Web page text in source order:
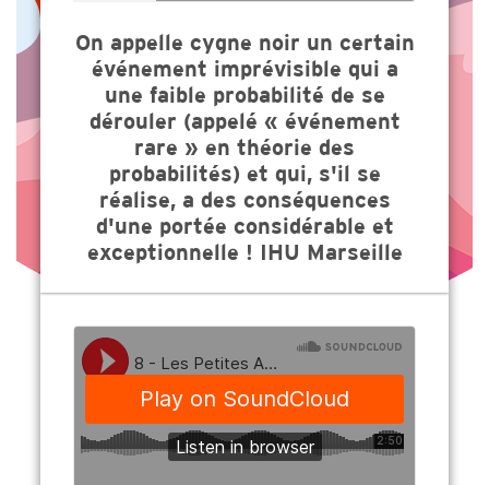
On appelle cygne noir un certain
événement imprévisible qui a
une faible probabilité de se
dérouler (appelé « événement
rare » en théorie des
probabilités) et qui, s'il se
réalise, a des conséquences
d'une portée considérable et
exceptionnelle ! IHU Marseille